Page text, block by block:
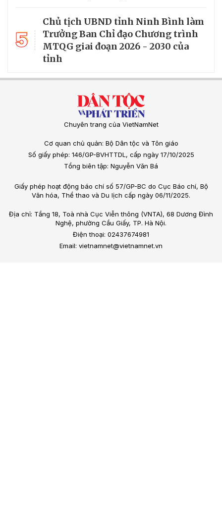
5
Chủ tịch UBND tỉnh Ninh Bình làm
Trưởng Ban Chỉ đạo Chương trình
MTQG giai đoạn 2026 - 2030 của
tỉnh
Chuyên trang của VietNamNet
Cơ quan chủ quản: Bộ Dân tộc và Tôn giáo
Số giấy phép: 146/GP-BVHTTDL, cấp ngày 17/10/2025
Tổng biên tập: Nguyễn Văn Bá
Giấy phép hoạt động báo chí số 57/GP-BC do Cục Báo chí, Bộ
Văn hóa, Thể thao và Du lịch cấp ngày 06/11/2025.
Địa chỉ: Tầng 18, Toà nhà Cục Viễn thông (VNTA), 68 Dương Đình
Nghệ, phường Cầu Giấy, TP. Hà Nội.
Điện thoại: 02437674981
Email: vietnamnet@vietnamnet.vn